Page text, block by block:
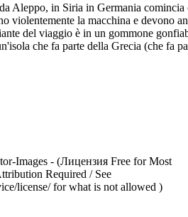
Aleppo, in Siria in Germania comincia
violentemente la macchina e devono
del viaggio è in un gommone
che fa parte della Grecia (che fa
Images - (Лицензия Free for Most
Required / See
license/ for what is not allowed )